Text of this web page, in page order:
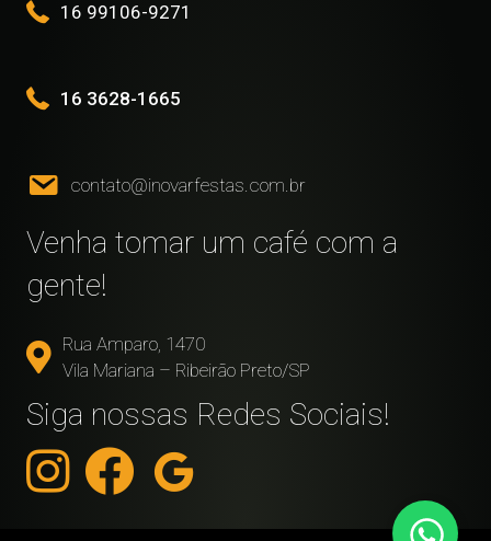
16 99106-9271
16 3628-1665
contato@inovarfestas.com.br
Venha tomar um café com a
gente!
Rua Amparo, 1470
Vila Mariana – Ribeirão Preto/SP
Siga nossas Redes Sociais!